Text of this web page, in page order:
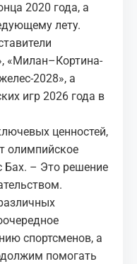
2020 года, а
лету.
«Милан–Кортина-
2028», а
игр 2026 года в
ценностей,
олимпийское
Бах. – Это решение
спортсменов, а
помогать